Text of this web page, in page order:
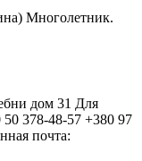
Многолетник.
дом 31 Для
378-48-57 +380 97
почта: